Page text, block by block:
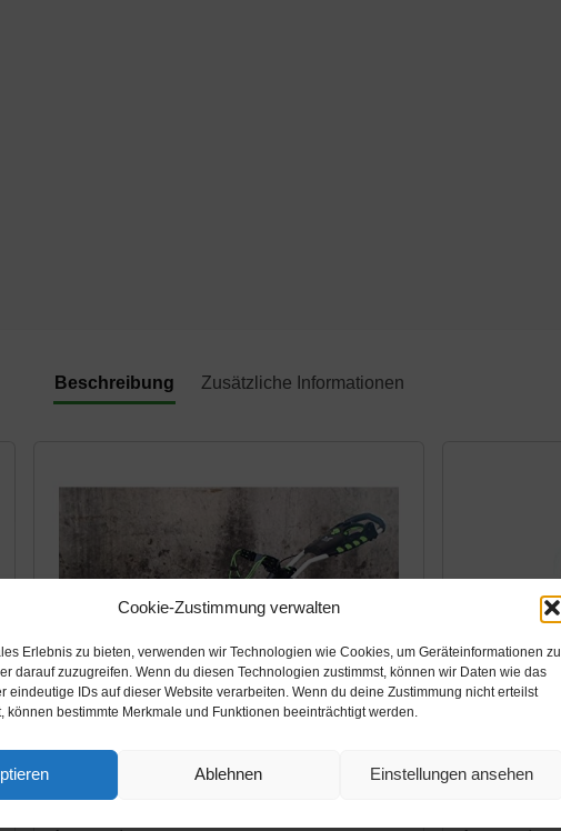
Cookie-Zustimmung verwalten
Erlebnis zu bieten, verwenden wir Technologien wie Cookies, um Geräteinformationen zu
darauf zuzugreifen. Wenn du diesen Technologien zustimmst, können wir Daten wie das
eindeutige IDs auf dieser Website verarbeiten. Wenn du deine Zustimmung nicht erteilst
können bestimmte Merkmale und Funktionen beeinträchtigt werden.
Ablehnen Einstellungen ansehen
Beschreibung Zusätzliche Informationen